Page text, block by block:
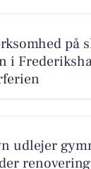
på
i
udlejer